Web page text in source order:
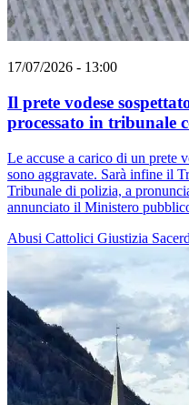
17/07/2026 - 13:00
Il prete vodese
processato in tribunale
Le accuse a carico di un prete
sono aggravate. Sarà infine il
Tribunale di polizia, a
annunciato il Ministero
Abusi Cattolici Giustizia